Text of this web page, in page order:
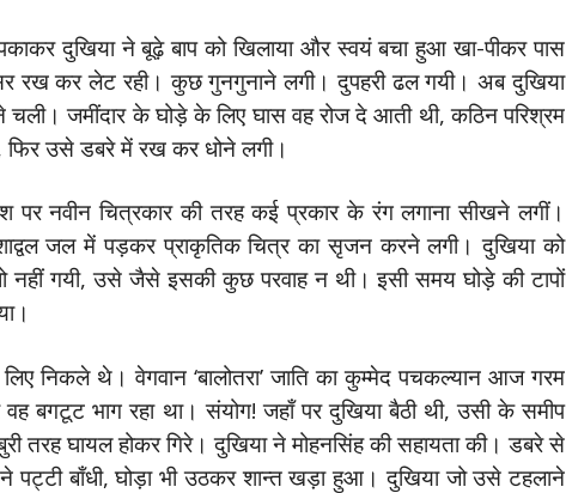
दुखिया ने बूढ़े बाप को खिलाया और स्वयं बचा हुआ खा-पीकर पास
रख कर लेट रही। कुछ गुनगुनाने लगी। दुपहरी ढल गयी। अब दुखिया
जमींदार के घोड़े के लिए घास वह रोज दे आती थी, कठिन परिश्रम
उसे डबरे में रख कर धोने लगी।
पर नवीन चित्रकार की तरह कई प्रकार के रंग लगाना सीखने लगीं।
जल में पड़कर प्राकृतिक चित्र का सृजन करने लगी। दुखिया को
नहीं गयी, उसे जैसे इसकी कुछ परवाह न थी। इसी समय घोड़े की टापों
निकले थे। वेगवान ‘बालोतरा’ जाति का कुम्मेद पचकल्यान आज गरम
बगटूट भाग रहा था। संयोग! जहाँ पर दुखिया बैठी थी, उसी के समीप
तरह घायल होकर गिरे। दुखिया ने मोहनसिंह की सहायता की। डबरे से
पट्टी बाँधी, घोड़ा भी उठकर शान्त खड़ा हुआ। दुखिया जो उसे टहलाने